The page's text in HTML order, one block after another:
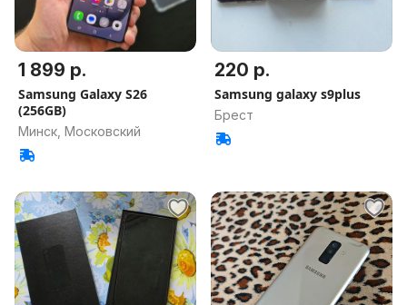
1 899 р.
Samsung Galaxy S26
(256GB)
Минск, Московский
220 р.
Samsung galaxy s9plus
Брест